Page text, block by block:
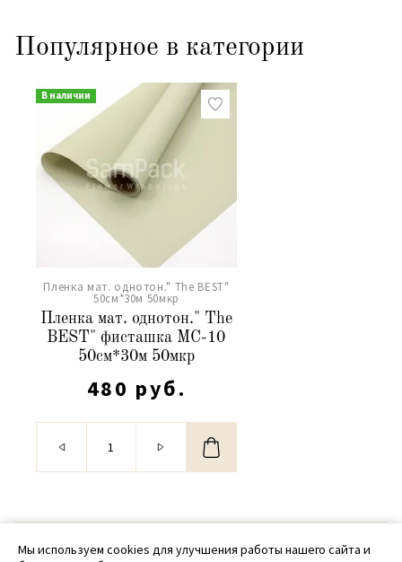
Популярное в категории
В наличии
Пленка мат. однотон." The BEST"
50см*30м 50мкр
Пленка мат. однотон." The
BEST" фисташка МС-10
50см*30м 50мкр
480 руб.
© 2020 - 2026 SamPack
Мы используем cookies для улучшения работы нашего сайта и